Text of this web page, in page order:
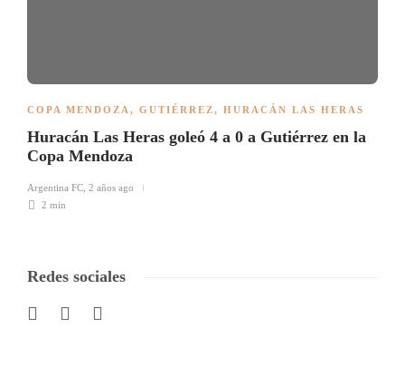
COPA MENDOZA , GUTIÉRREZ, HURACÁN LAS HERAS
Huracán Las Heras goleó 4 a 0 a Gutiérrez en la
Copa Mendoza
Argentina FC 2 años ago
2 min
Redes sociales